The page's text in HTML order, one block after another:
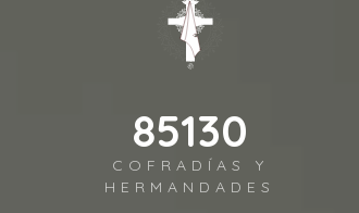
104047
COFRADÍAS Y
HERMANDADES